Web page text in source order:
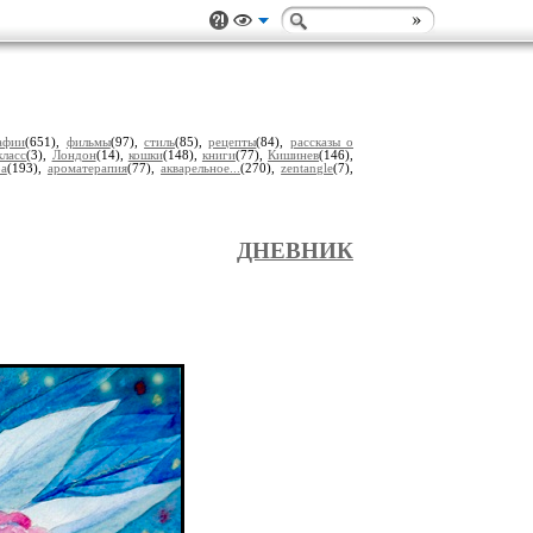
(651), фильмы(97),стиль(85),рецепты(84), рассказы о
(3), Лондон(14), кошки(148), книги(77),Кишинев(146),
(193), ароматерапия(77),акварельное...(270),zentangle(7),
ДНЕВНИК